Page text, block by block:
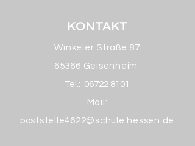
KONTAKT
Winkeler Straße 87
65366 Geisenheim
Tel.: 06722 8101
Mail:
poststelle4622@schule.hessen.de